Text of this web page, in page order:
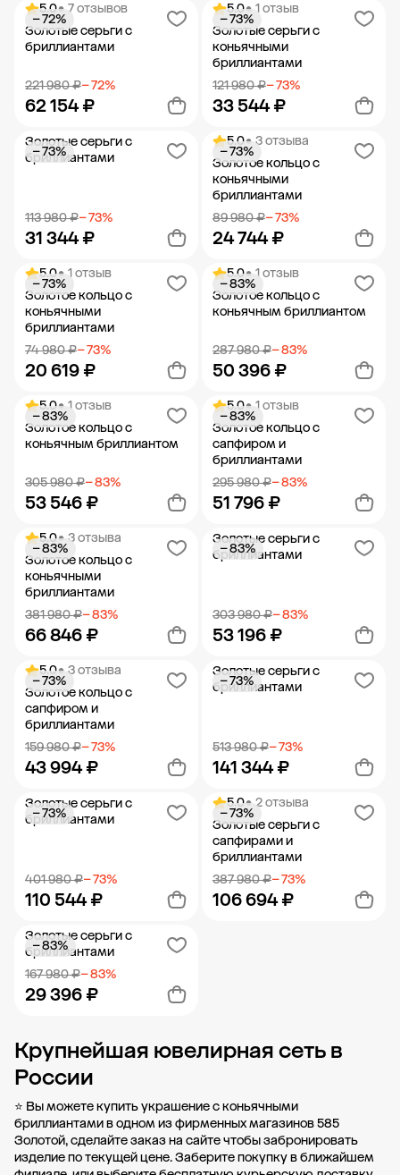
Добавить в корзину Добавить в корзину
5.0• 7 отзывов
Золотые серьги с
бриллиантами
221 980 ₽− 72%
62 154 ₽
− 72%
Добавить в корзину
5.0• 1 отзыв
Золотые серьги с
коньячными
бриллиантами
121 980 ₽− 73%
33 544 ₽
− 73%
Добавить в корзину
Золотые серьги с
бриллиантами
113 980 ₽− 73%
31 344 ₽
− 73%
Добавить в корзину
5.0• 3 отзыва
Золотое кольцо с
коньячными
бриллиантами
89 980 ₽− 73%
24 744 ₽
− 73%
Добавить в корзину
5.0• 1 отзыв
Золотое кольцо с
коньячными
бриллиантами
74 980 ₽− 73%
20 619 ₽
− 73%
Добавить в корзину
5.0• 1 отзыв
Золотое кольцо с
коньячным бриллиантом
287 980 ₽− 83%
50 396 ₽
− 83%
Добавить в корзину
5.0• 1 отзыв
Золотое кольцо с
коньячным бриллиантом
305 980 ₽− 83%
53 546 ₽
− 83%
Добавить в корзину
5.0• 1 отзыв
Золотое кольцо с
сапфиром и
бриллиантами
295 980 ₽− 83%
51 796 ₽
− 83%
Добавить в корзину
5.0• 3 отзыва
Золотое кольцо с
коньячными
бриллиантами
381 980 ₽− 83%
66 846 ₽
− 83%
Добавить в корзину
Золотые серьги с
бриллиантами
303 980 ₽− 83%
53 196 ₽
− 83%
Добавить в корзину
5.0• 3 отзыва
Золотое кольцо с
сапфиром и
бриллиантами
159 980 ₽− 73%
43 994 ₽
− 73%
Добавить в корзину
Золотые серьги с
бриллиантами
513 980 ₽− 73%
141 344 ₽
− 73%
Добавить в корзину
Золотые серьги с
бриллиантами
401 980 ₽− 73%
110 544 ₽
− 73%
Добавить в корзину
5.0• 2 отзыва
Золотые серьги с
сапфирами и
бриллиантами
387 980 ₽− 73%
106 694 ₽
− 73%
Золотые серьги с
бриллиантами
167 980 ₽− 83%
29 396 ₽
− 83%
Добавить в корзину
Крупнейшая ювелирная сеть в
России
⭐ Вы можете купить украшение с коньячными
бриллиантами в одном из фирменных магазинов 585
Золотой, сделайте заказ на сайте чтобы забронировать
изделие по текущей цене. Заберите покупку вближайшем